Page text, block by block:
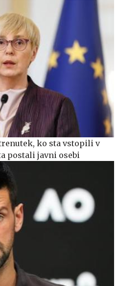
ko sta vstopili v
postali javni osebi